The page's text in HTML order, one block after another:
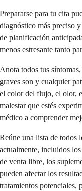
Prepararse para tu cita
diagnóstico más preciso
de planificación
menos estresante tanto
Anota todos tus
graves son y cualquier
el color del flujo, el olor,
malestar que estés
médico a comprender
Reúne una lista de todos
actualmente, incluidos
de venta libre, los
pueden afectar los
tratamientos potenciales,